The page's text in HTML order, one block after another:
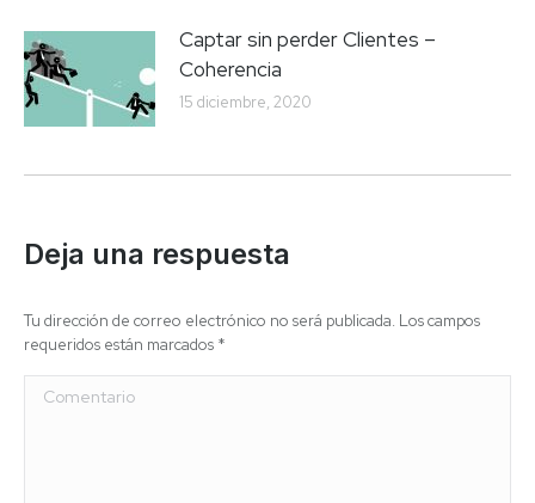
Captar sin perder Clientes –
Coherencia
15 diciembre, 2020
Deja una respuesta
Tu dirección de correo electrónico no será publicada. Los campos
requeridos están marcados *
Comentario